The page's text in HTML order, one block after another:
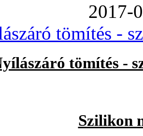
2017-
tömítés -
tömítés -
Szilikon